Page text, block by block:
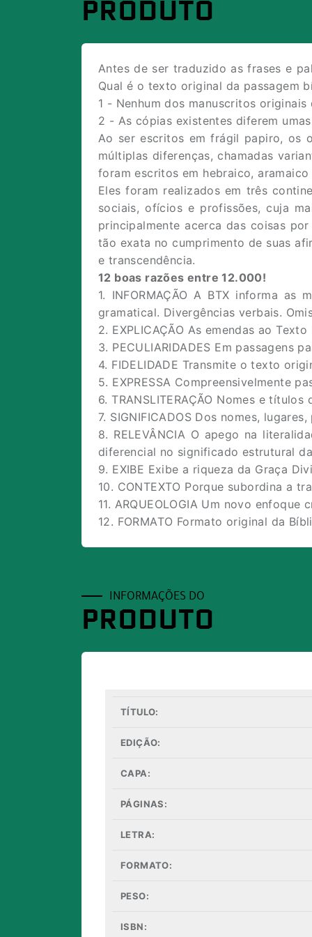
PRODUTO
Antes de ser traduzido as frases e
Qual é o texto original da passagem
1 - Nenhum dos manuscritos
2 - As cópias existentes diferem
Ao ser escritos em frágil papiro, os
múltiplas diferenças, chamadas
foram escritos em hebraico,
Eles foram realizados em três
sociais, ofícios e profissões, cuja
principalmente acerca das coisas
tão exata no cumprimento de suas
e transcendência.
12 boas razões entre 12.000!
1. INFORMAÇÃO A BTX informa
gramatical. Divergências verbais.
2. EXPLICAÇÃO As emendas ao
3. PECULIARIDADES Em
4. FIDELIDADE Transmite o texto
5. EXPRESSA Compreensivelmente
6. TRANSLITERAÇÃO Nomes e
7. SIGNIFICADOS Dos nomes,
8. RELEVÂNCIA O apego na
diferencial no significado estrutural
9. EXIBE Exibe a riqueza da Graça
10. CONTEXTO Porque subordina a
11. ARQUEOLOGIA Um novo enfoque
12. FORMATO Formato original da
INFORMAÇÕES DO
PRODUTO
TÍTULO:
EDIÇÃO:
CAPA:
PÁGINAS:
LETRA:
FORMATO:
PESO:
ISBN: